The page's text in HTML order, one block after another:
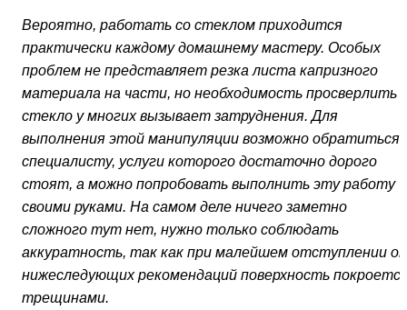
Вероятно, работать со стеклом приходится
практически каждому домашнему мастеру. Особых
проблем не представляет резка листа капризного
материала на части, но необходимость просверлить
стекло у многих вызывает затруднения. Для
выполнения этой манипуляции возможно обратиться
специалисту, услуги которого достаточно дорого
стоят, а можно попробовать выполнить эту работу
своими руками. На самом деле ничего заметно
сложного тут нет, нужно только соблюдать
аккуратность, так как при малейшем отступлении
нижеследующих рекомендаций поверхность
трещинами.